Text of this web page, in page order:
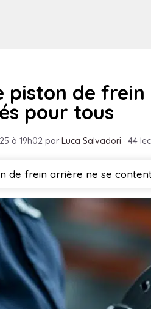
piston de
pour tous
à 19h02 par Luca Salvadori · 44
de frein arrière ne se